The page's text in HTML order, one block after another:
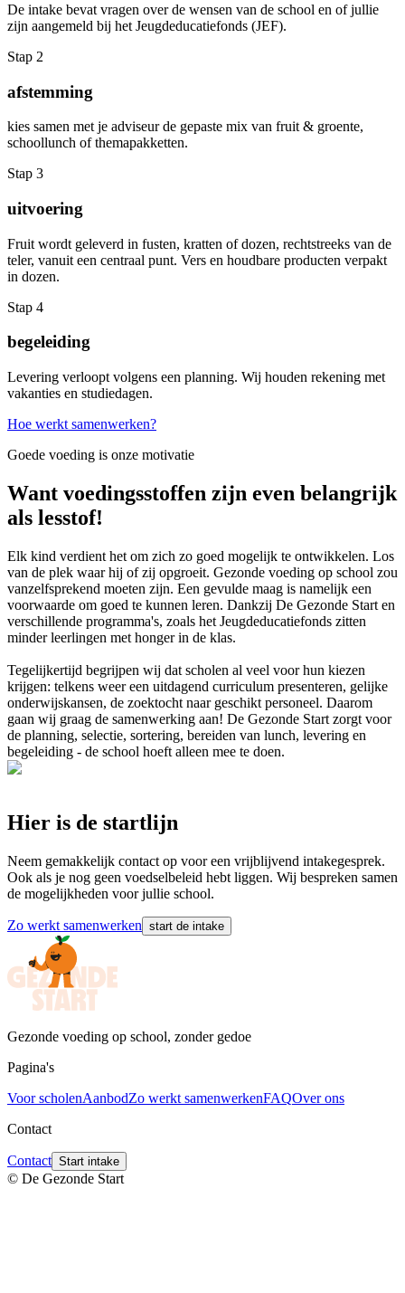
De intake bevat vragen over de wensen van de school en of jullie
zijn aangemeld bij het Jeugdeducatiefonds (JEF).
Stap 2
afstemming
kies samen met je adviseur de gepaste mix van fruit & groente,
schoollunch of themapakketten.
Stap 3
uitvoering
Fruit wordt geleverd in fusten, kratten of dozen, rechtstreeks van de
teler, vanuit een centraal punt. Vers en houdbare producten verpakt
in dozen.
Stap 4
begeleiding
Levering verloopt volgens een planning. Wij houden rekening met
vakanties en studiedagen.
Hoe werkt samenwerken?
Goede voeding is onze motivatie
Want voedingsstoffen zijn even belangrijk
als lesstof!
Elk kind verdient het om zich zo goed mogelijk te ontwikkelen. Los
van de plek waar hij of zij opgroeit. Gezonde voeding op school zou
vanzelfsprekend moeten zijn. Een gevulde maag is namelijk een
voorwaarde om goed te kunnen leren. Dankzij De Gezonde Start en
verschillende programma's, zoals het Jeugdeducatiefonds zitten
minder leerlingen met honger in de klas.
Tegelijkertijd begrijpen wij dat scholen al veel voor hun kiezen
krijgen: telkens weer een uitdagend curriculum presenteren, gelijke
onderwijskansen, de zoektocht naar geschikt personeel. Daarom
gaan wij graag de samenwerking aan! De Gezonde Start zorgt voor
de planning, selectie, sortering, bereiden van lunch, levering en
begeleiding - de school hoeft alleen mee te doen.
Hier is de startlijn
Neem gemakkelijk contact op voor een vrijblijvend intakegesprek.
Ook als je nog geen voedselbeleid hebt liggen. Wij bespreken samen
de mogelijkheden voor jullie school.
Zo werkt samenwerken start de intake
Gezonde voeding op school, zonder gedoe
Pagina's
Voor scholenAanbodZo werkt samenwerkenFAQOver ons
Contact
Contact Start intake
© De Gezonde Start